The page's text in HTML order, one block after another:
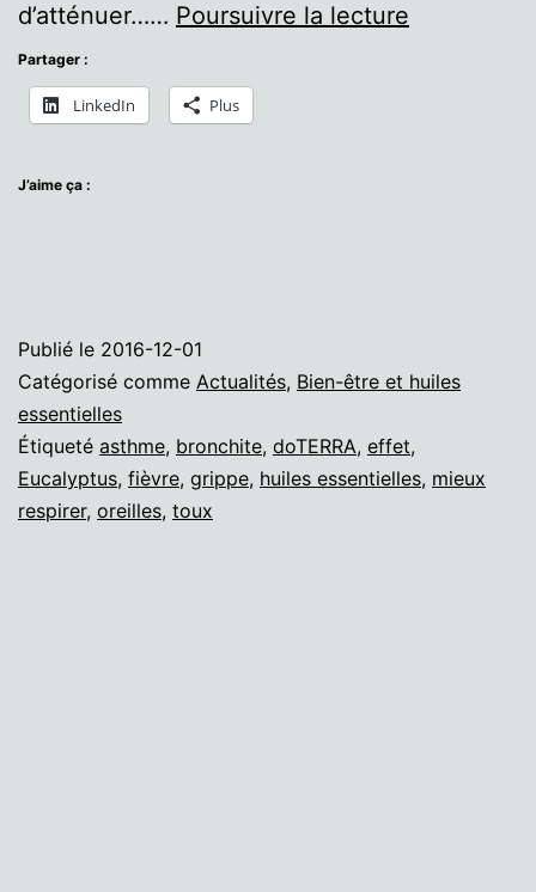
d’atténuer…… Poursuivre la lecture
Partager :
LinkedIn Plus
J’aime ça :
Publié le 2016-12-01
Catégorisé comme Actualités, Bien-être et huiles
essentielles
Étiqueté asthme, bronchite, doTERRA, effet,
Eucalyptus, fièvre, grippe, huiles essentielles, mieux
respirer, oreilles, toux